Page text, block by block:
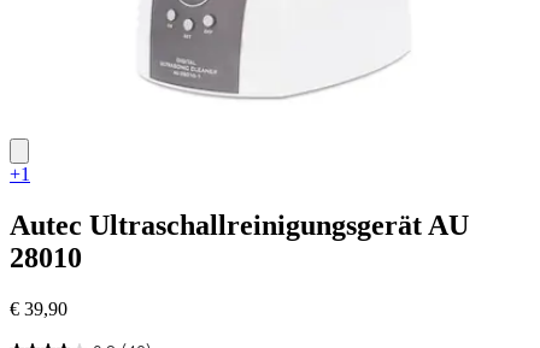
+1
Autec Ultraschallreinigungsgerät AU
28010
€ 39,90